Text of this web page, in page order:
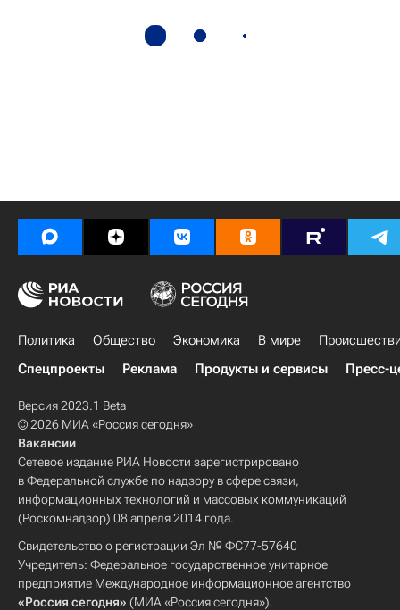
Политика Общество Экономика В мире
Спецпроекты
Реклама Продукты и сервисы Пресс-
Версия 2023.1 Beta
© 2026 МИА «Россия сегодня»
Вакансии
Сетевое издание РИА Новости зарегистрировано
в Федеральной службе по надзору в сфере связи,
информационных технологий и массовых коммуникаций
(Роскомнадзор) 08 апреля 2014 года.
Свидетельство о регистрации Эл № ФС77-57640
Учредитель: Федеральное государственное унитарное
предприятие Международное информационное агентство
«Россия сегодня» (МИА «Россия сегодня»).